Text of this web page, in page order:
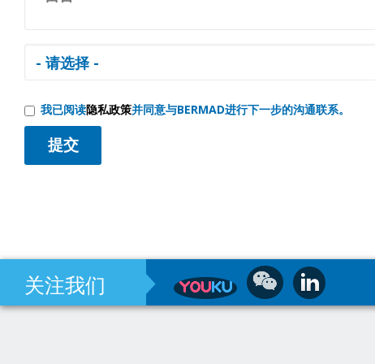
我已阅读隐私政策并同意与BERMAD进行下一步的沟通联系。
关注我们